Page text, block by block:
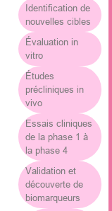
Identification de
nouvelles cibles
Évaluation in
vitro
Études
précliniques in
vivo
Essais cliniques
de la phase 1 à
la phase 4
Validation et
découverte de
biomarqueurs